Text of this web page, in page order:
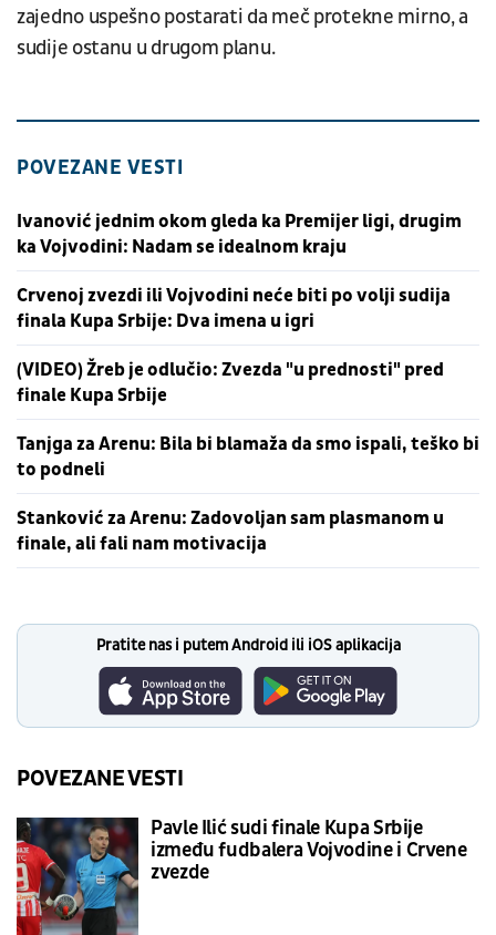
zajedno uspešno postarati da meč protekne mirno, a
sudije ostanu u drugom planu.
POVEZANE VESTI
Ivanović jednim okom gleda ka Premijer ligi, drugim
ka Vojvodini: Nadam se idealnom kraju
Crvenoj zvezdi ili Vojvodini neće biti po volji sudija
finala Kupa Srbije: Dva imena u igri
(VIDEO) Žreb je odlučio: Zvezda "u prednosti" pred
finale Kupa Srbije
Tanjga za Arenu: Bila bi blamaža da smo ispali, teško bi
to podneli
Stanković za Arenu: Zadovoljan sam plasmanom u
finale, ali fali nam motivacija
Pratite nas i putem Android ili iOS aplikacija
POVEZANE VESTI
Pavle Ilić sudi finale Kupa Srbije
između fudbalera Vojvodine i Crvene
zvezde